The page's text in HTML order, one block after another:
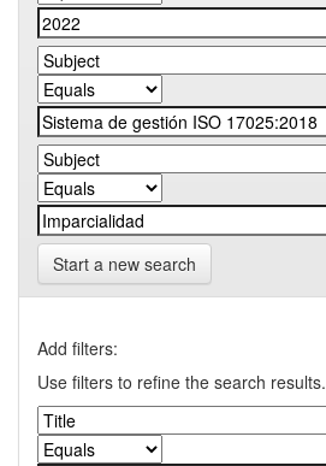
Start a new search
Add filters:
Use filters to refine the search results.